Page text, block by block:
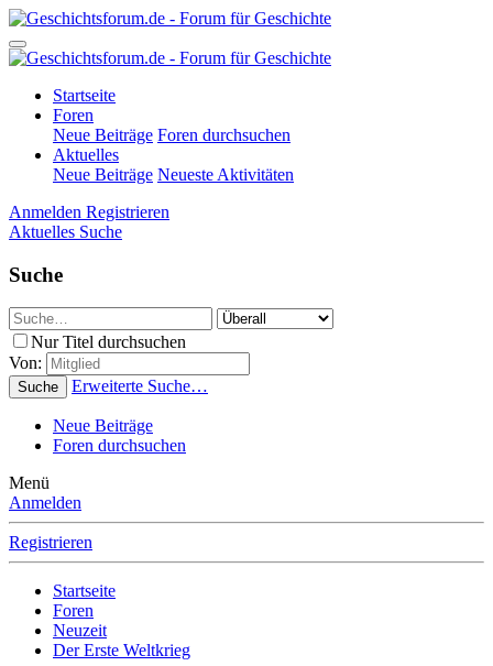
Startseite
Foren
Neue Beiträge Foren durchsuchen
Aktuelles
Neue Beiträge Neueste Aktivitäten
Anmelden Registrieren
Aktuelles Suche
Suche
Nur Titel durchsuchen
Von:
Suche Erweiterte Suche…
Neue Beiträge
Foren durchsuchen
Menü
Anmelden
Registrieren
Startseite
Foren
Neuzeit
Der Erste Weltkrieg